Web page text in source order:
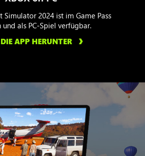
Simulator 2024 ist im Game Pass
als PC-Spiel verfügbar.
APP HERUNTER